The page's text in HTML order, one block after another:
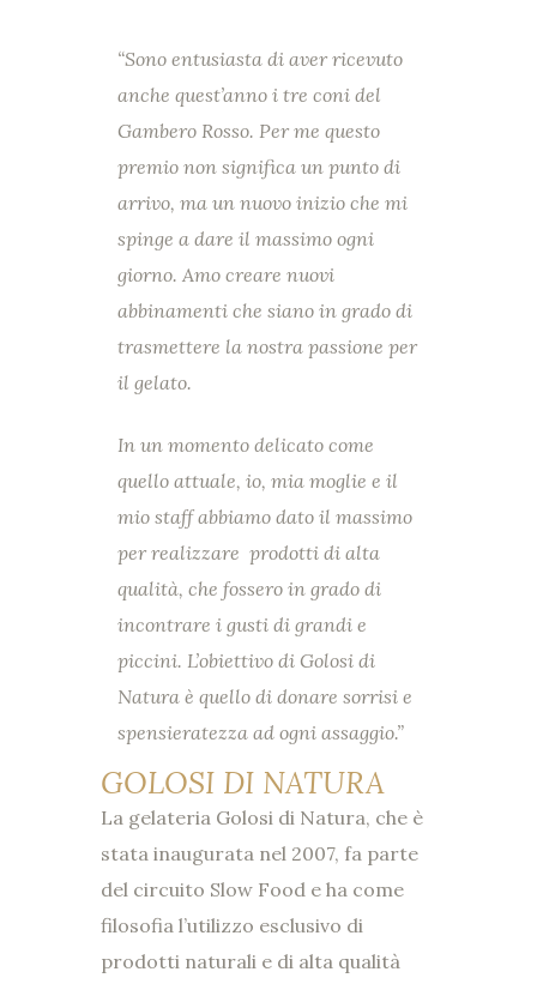
“Sono entusiasta di aver ricevuto
anche quest’anno i tre coni del
Gambero Rosso. Per me questo
premio non significa un punto di
arrivo, ma un nuovo inizio che mi
spinge a dare il massimo ogni
giorno. Amo creare nuovi
abbinamenti che siano in grado di
trasmettere la nostra passione per
il gelato.
In un momento delicato come
quello attuale, io, mia moglie e il
mio staff abbiamo dato il massimo
per realizzare prodotti di alta
qualità, che fossero in grado di
incontrare i gusti di grandi e
piccini. L’obiettivo di Golosi di
Natura è quello di donare sorrisi e
spensieratezza ad ogni assaggio.”
GOLOSI DI NATURA
La gelateria Golosi di Natura, che è
stata inaugurata nel 2007, fa parte
del circuito Slow Food e ha come
filosofia l’utilizzo esclusivo di
prodotti naturali e di alta qualità